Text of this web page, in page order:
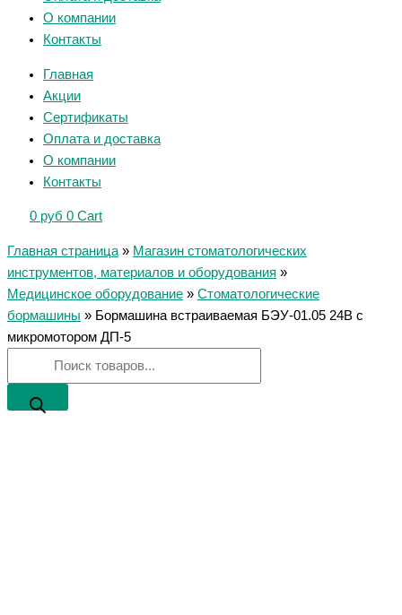
О компании
Контакты
Главная
Акции
Сертификаты
Оплата и доставка
О компании
Контакты
0 руб 0 Cart
Главная страница » Магазин стоматологических
инструментов, материалов и оборудования »
Медицинское оборудование » Стоматологические
бормашины » Бормашина встраиваемая БЭУ-01.05 24В с
микромотором ДП-5